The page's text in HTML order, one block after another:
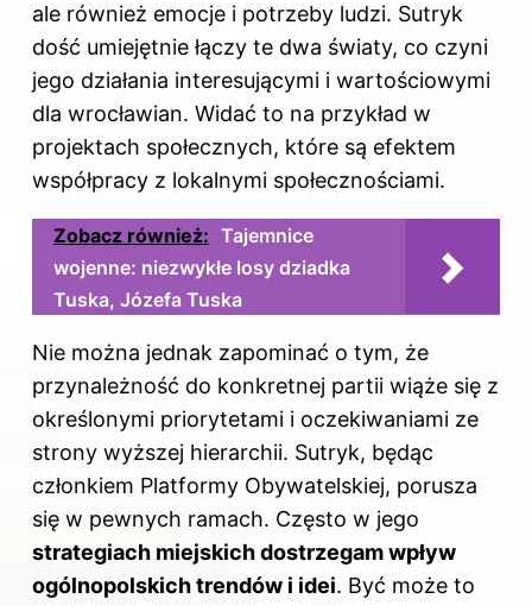
ale również emocje i potrzeby ludzi. Sutryk
dość umiejętnie łączy te dwa światy, co czyni
jego działania interesującymi i wartościowymi
dla wrocławian. Widać to na przykład w
projektach społecznych, które są efektem
współpracy z lokalnymi społecznościami.
Zobacz również: Tajemnice
wojenne: niezwykłe losy dziadka
Tuska, Józefa Tuska
Nie można jednak zapominać o tym, że
przynależność do konkretnej partii wiąże się z
określonymi priorytetami i oczekiwaniami ze
strony wyższej hierarchii. Sutryk, będąc
członkiem Platformy Obywatelskiej, porusza
się w pewnych ramach. Często w jego
strategiach miejskich dostrzegam wpływ
ogólnopolskich trendów i idei. Być może to